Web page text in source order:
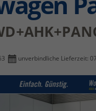
unverbindliche Lieferzeit: